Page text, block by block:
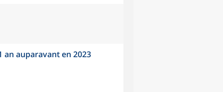
an auparavant en 2023